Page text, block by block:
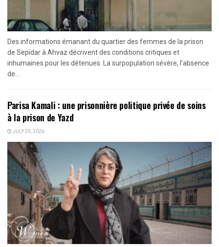
Des informations émanant du quartier des femmes de la prison
de Sepidar à Ahvaz décrivent des conditions critiques et
inhumaines pour les détenues. La surpopulation sévère, l’absence
de...
Parisa Kamali : une prisonnière politique privée de soins
à la prison de Yazd
JULY 25, 2026